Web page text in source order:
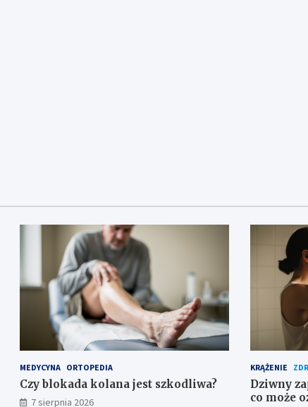
MEDYCYNA ORTOPEDIA
Czy blokada kolana jest szkodliwa?
7 sierpnia 2026
KRĄŻENIE
Dziwny
co może